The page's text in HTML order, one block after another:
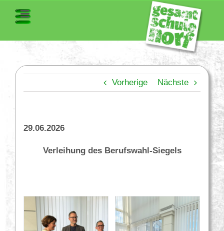
Vorherige Nächste
29.06.2026
Verleihung des Berufswahl-Siegels